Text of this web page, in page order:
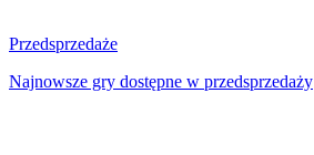
Przedsprzedaże
Najnowsze gry dostępne w przedsprzedaży